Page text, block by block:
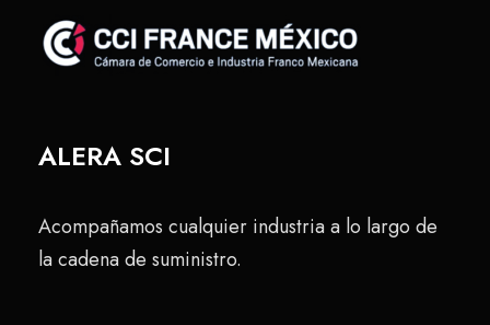
ALERA SCI
Acompañamos cualquier industria a lo largo de
la cadena de suministro.